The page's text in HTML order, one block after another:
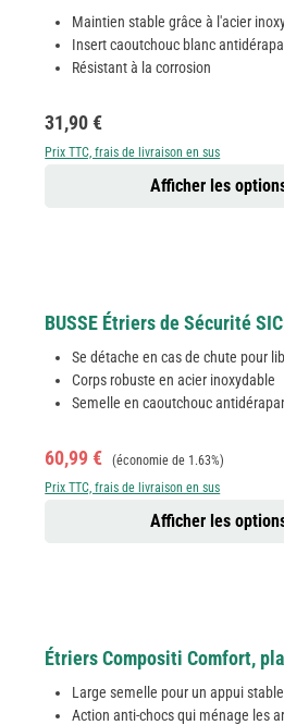
Maintien stable grâce à l'acier
Insert caoutchouc blanc
Résistant à la corrosion
Prix régulier :
31,90 €
Prix TTC, frais de livraison en sus
Afficher les
BUSSE Étriers de Sécurité
Se détache en cas de chute pour
Corps robuste en acier inoxydable
Semelle en caoutchouc
Prix de vente :
60,99 € Prix régulier :
(économie de 1.63%)
Prix TTC, frais de livraison en sus
Afficher les
Étriers Compositi Comfort,
Large semelle pour un appui stable
Action anti-chocs qui ménage les